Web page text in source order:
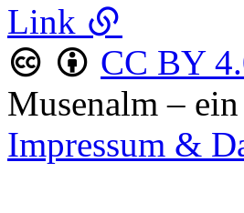
Link
CC BY
Musenalm –
Impressum &